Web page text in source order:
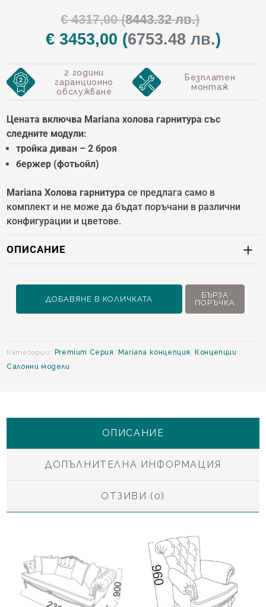
€4317,00(8443.32 лв.)
price
€ 4317,00.
€3453,00 (6753.48 лв.)
е:
€
2 години
гаранционно
обслужване
Безплатен
монтаж
Цената включва Mariana холова гарнитура със
следните модули:
тройка диван – 2 броя
бержер (фотьойл)
Mariana Холова гарнитурасе предлага само в
комплект и не може да бъдат поръчани в различни
конфигурации и цветове.
ОПИСАНИЕ
гарнитура
ДОБАВЯНЕ В КОЛИЧКАТА
БЪРЗА
ПОРЪЧКА
Категории: Premium Серия , Mariana концепция , Концепции,
Салонни модели
ОПИСАНИЕ
ДОПЪЛНИТЕЛНА ИНФОРМАЦИЯ
ОТЗИВИ (0)